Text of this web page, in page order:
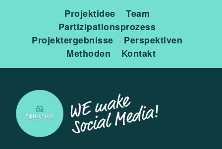
Projektidee
Team
Partizipationsprozess
Projektergebnisse
Perspektiven
Methoden
Kontakt